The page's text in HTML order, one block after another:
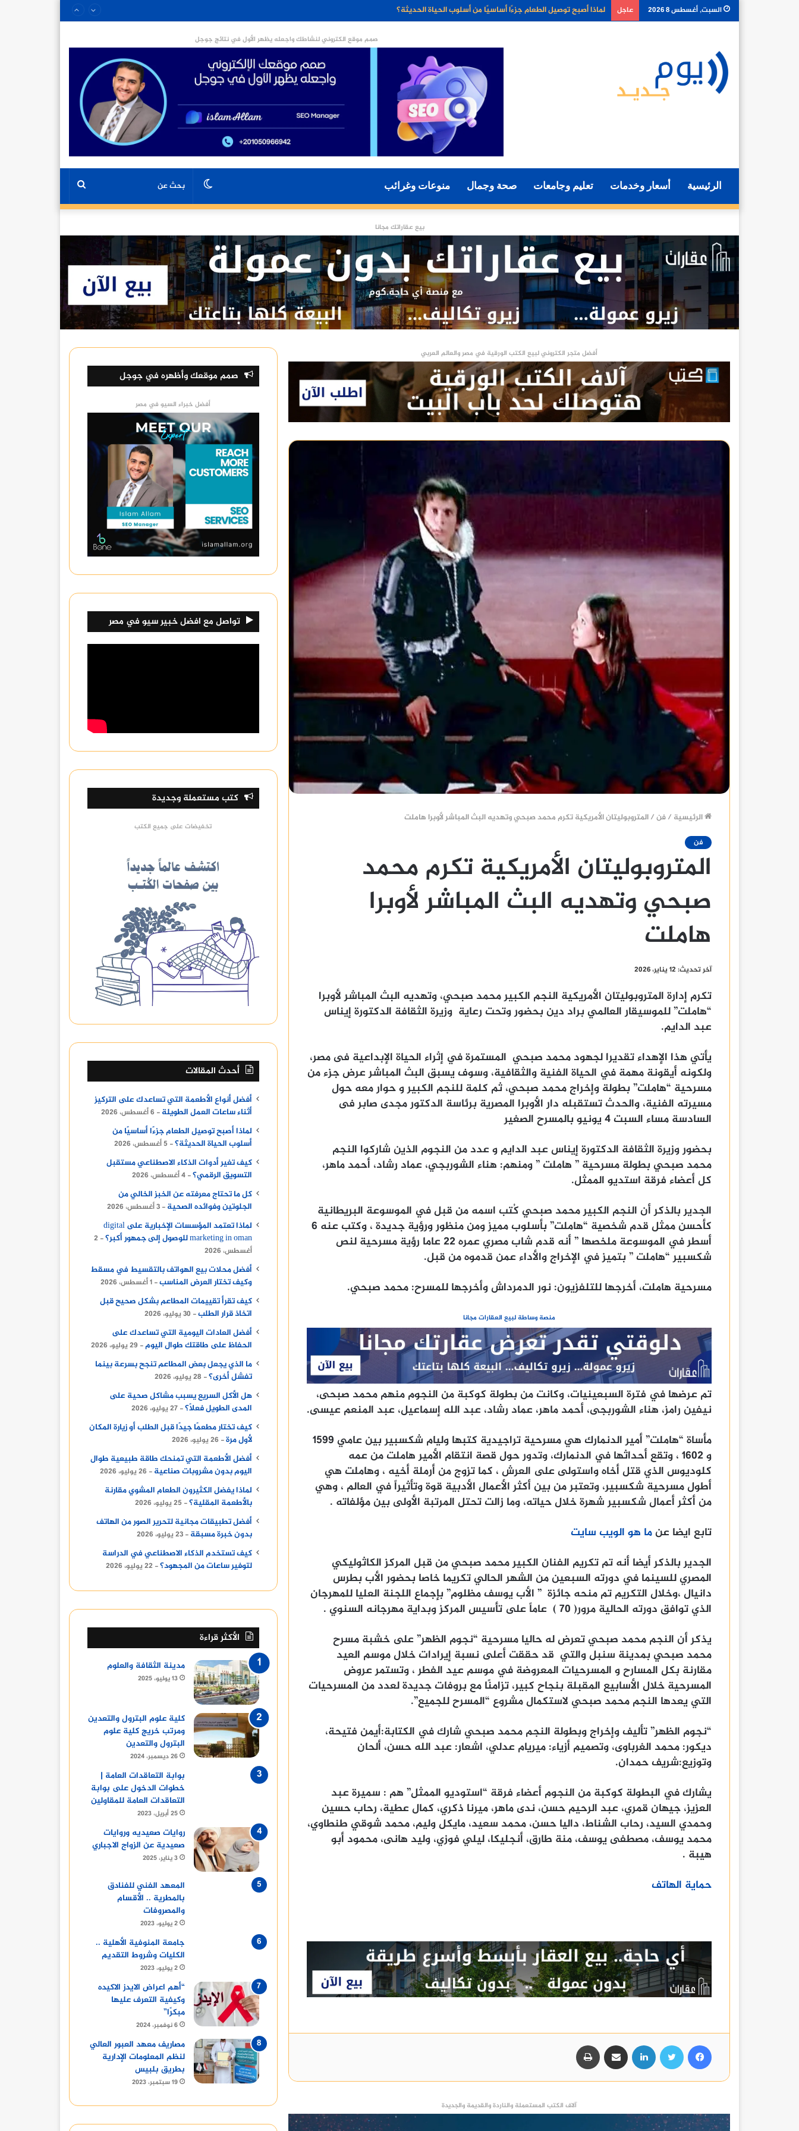
السبت, أغسطس 8 2026 عاجل كيف تغير أدوات الذكاء الاصطناعي مستقبل التسويق الرقمي؟
صمم موقع الكتروني لنشاطك واجعله يظهر الأول في نتائج جوجل
الرئيسية أسعار وخدمات تعليم وجامعات صحة وجمال منوعات وغرائب الوضع
بيع عقاراتك مجانا
أفضل متجر الكتروني لبيع الكتب الورقية في مصر والعالم العربي
الرئيسية /فن/المتروبوليتان الأمريكية تكرم محمد صبحي وتهديه البث المباشر لأوبرا هاملت
فن
المتروبوليتان الأمريكية تكرم محمد
صبحي وتهديه البث المباشر لأوبرا
هاملت
آخر تحديث: 12 يناير، 2026
تكرم إدارة المتروبوليتان الأمريكية النجم الكبير محمد صبحي، وتهديه البث المباشر لأوبرا
“هاملت” للموسيقار العالمي براد دين بحضور وتحت رعاية وزيرة الثقافة الدكتورة إيناس
عبد الدايم.
يأتي هذا الإهداء تقديرا لجهود محمد صبحي المستمرة في إثراء الحياة الإبداعية فى مصر،
ولكونه أيقونة مهمة في الحياة الفنية والثقافية، وسوف يسبق البث المباشر عرض جزء من
مسرحية “هاملت” بطولة وإخراج محمد صبحي، ثم كلمة للنجم الكبير و حوار معه حول
مسيرته الفنية، والحدث تستقبله دار الأوبرا المصرية برئاسة الدكتور مجدى صابر فى
السادسة مساء السبت 4 يونيو بالمسرح الصغير
بحضور وزيرة الثقافة الدكتورة إيناس عبد الدايم و عدد من النجوم الذين شاركوا النجم
محمد صبحي بطولة مسرحية ” هاملت ” ومنهم: هناء الشوربجي، عماد رشاد، أحمد ماهر،
كل أعضاء فرقة استديو الممثل.
الجدير بالذكر أن النجم الكبير محمد صبحي كُتب اسمه من قبل في الموسوعة البريطانية
كأحسن ممثل قدم شخصية “هاملت” بأسلوب مميز ومن منظور ورؤية جديدة ، وكتب عنه 6
أسطر في الموسوعة ملخصها ” أنه قدم شاب مصري عمره 22 عاما رؤية مسرحية لنص
شكسبير “هاملت ” بتميز في الإخراج والأداء عمن قدموه من قبل.
مسرحية هاملت، أخرجها للتلفزيون: نور الدمرداش وأخرجها للمسرح: محمد صبحي.
منصة وساطة لبيع العقارات مجانا
تم عرضها في فترة السبعينيات، وكانت من بطولة كوكبة من النجوم منهم محمد صبحى،
نيفين رامز، هناء الشوربجى، أحمد ماهر، عماد رشاد، عبد الله إسماعيل، عبد المنعم عيسى.
مأساة “هاملت” أمير الدنمارك هي مسرحية تراجيدية كتبها وليام شكسبير بين عامي 1599
و 1602 ، وتقع أحداثها في الدنمارك، وتدور حول قصة انتقام الأمير هاملت من عمه
كلوديوس الذي قتل أخاه واستولى على العرش ، كما تزوج من أرملة أخيه ، وهاملت هي
أطول مسرحية شكسبير، وتعتبر من بين أكثر الأعمال الأدبية قوة وتأثيراً في العالم ، وهي
من أكثر أعمال شكسبير شهرة خلال حياته، وما زالت تحتل المرتبة الأولى بين مؤلفاته .
تابع ايضا عنما هو الويب سايت
الجدير بالذكر أيضا أنه تم تكريم الفنان الكبير محمد صبحي من قبل المركز الكاثوليكي
المصري للسينما في دورته السبعين من الشهر الحالي تكريما خاصا بحضور الأب بطرس
دانيال ،وخلال التكريم تم منحه جائزة ” الأب يوسف مظلوم” بإجماع اللجنة العليا للمهرجان
الذي توافق دورته الحالية مرور( 70 ) عاماً على تأسيس المركز وبداية مهرجانه السنوي .
يذكر أن النجم محمد صبحي تعرض له حاليا مسرحية “نجوم الظهر” على خشبة مسرح
محمد صبحي بمدينة سنبل والتي قد حققت أعلى نسبة إيرادات خلال موسم العيد
مقارنة بكل المسارح و المسرحيات المعروضة في موسم عيد الفطر ، وتستمر عروض
المسرحية خلال الأسابيع المقبلة بنجاح كبير، تزامنًا مع بروفات جديدة لعدد من المسرحيات
التي يعدها النجم محمد صبحي لاستكمال مشروع “المسرح للجميع”.
“نجوم الظهر” تأليف وإخراج وبطولة النجم محمد صبحي شارك في الكتابة:أيمن فتيحة،
ديكور: محمد الغرباوى، وتصميم أزياء: ميريام عدلي، اشعار: عبد الله حسن، ألحان
وتوزيع:شريف حمدان.
يشارك في البطولة كوكبة من النجوم أعضاء فرقة “استوديو الممثل” هم : سميرة عبد
العزيز، جيهان قمري، عبد الرحيم حسن، ندى ماهر، ميرنا ذكري، كمال عطية، رحاب حسين
وحمدي السيد، رحاب الشناط، داليا حسن، محمد سعيد، مايكل وليم، محمد شوقي طنطاوي،
محمد يوسف، مصطفى يوسف، منة طارق، أنجليكا، ليلي فوزي، وليد هانى، محمود أبو
هيبة .
حماية الهاتف
آلاف الكتب المستعملة والناردة والقديمة والجديدة
صمم موقعك وأظهره في جوجل
أفضل خبراء السيو في مصر
تواصل مع افضل خبير سيو في مصر
كتب مستعملة وجديدة
تخفيضات على جميع الكتب
أحدث المقالات
أفضل أنواع الأطعمة التي تساعدك على التركيز
أثناء ساعات العمل الطويلة
6 أغسطس، 2026
لماذا أصبح توصيل الطعام جزءًا أساسيًا من
أسلوب الحياة الحديثة؟
5 أغسطس، 2026
كيف تغير أدوات الذكاء الاصطناعي مستقبل
التسويق الرقمي؟
4 أغسطس، 2026
كل ما تحتاج معرفته عن الخبز الخالي من
الجلوتين وفوائده الصحية
3 أغسطس، 2026
لماذا تعتمد المؤسسات الإخبارية على digital
marketing in oman للوصول إلى جمهور أكبر؟
2
أغسطس، 2026
أفضل محلات بيع الهواتف بالتقسيط في مسقط
وكيف تختار العرض المناسب
1 أغسطس، 2026
كيف تقرأ تقييمات المطاعم بشكل صحيح قبل
اتخاذ قرار الطلب
30 يوليو، 2026
أفضل العادات اليومية التي تساعدك على
الحفاظ على طاقتك طوال اليوم
29 يوليو، 2026
ما الذي يجعل بعض المطاعم تنجح بسرعة بينما
تفشل أخرى؟
28 يوليو، 2026
هل الأكل السريع يسبب مشاكل صحية على
المدى الطويل فعلًا؟
27 يوليو، 2026
كيف تختار مطعمًا جيدًا قبل الطلب أو زيارة المكان
لأول مرة
26 يوليو، 2026
أفضل الأطعمة التي تمنحك طاقة طبيعية طوال
اليوم بدون مشروبات صناعية
26 يوليو، 2026
لماذا يفضل الكثيرون الطعام المشوي مقارنة
بالأطعمة المقلية؟
25 يوليو، 2026
أفضل تطبيقات مجانية لتحرير الصور من الهاتف
بدون خبرة مسبقة
23 يوليو، 2026
كيف تستخدم الذكاء الاصطناعي في الدراسة
لتوفير ساعات من المجهود؟
22 يوليو، 2026
الأكثر قراءة
مدينة الثقافة والعلوم
13 يوليو، 2025
كلية علوم البترول والتعدين
ومرتب خريج كلية علوم
البترول والتعدين
26 ديسمبر، 2024
بوابة التعاقدات العامة |
خطوات الدخول على بوابة
التعاقدات العامة للمقاولين
25 أبريل، 2023
روايات صعيديه وروايات
صعيدية عن الزواج الاجباري
3 يناير، 2025
المعهد الفني للفنادق
بالمطرية .. الأقسام
والمصروفات
2 يوليو، 2023
جامعة المنوفية الأهلية ..
الكليات وشروط التقديم
2 يوليو، 2023
“أهم اعراض الايدز الاكيده
وكيفية التعرف عليها
مبكرًا”
6 نوفمبر، 2024
مصاريف معهد العبور العالي
لنظم المعلومات الإدارية
بطريق بلبيس
19 سبتمبر، 2023